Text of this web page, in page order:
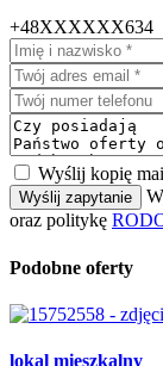
+48XXXXXX634
Wyślij kopię
Wyślij zapytanie
oraz politykę
Podobne oferty
lokal mieszkalny